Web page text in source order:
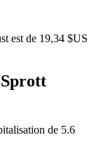
est de 19,34 $US
de 5.6